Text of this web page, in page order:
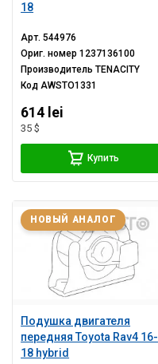
18
Арт.544976
Ориг. номер1237136100
ПроизводительTENACITY
КодAWSTO1331
614 lei
35 $
Купить
Подушка двигателя
передняя Toyota Rav4 16-
18 hybrid
НОВЫЙ АНАЛОГ